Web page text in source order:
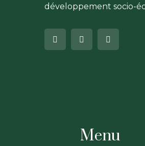
développement socio-
Menu